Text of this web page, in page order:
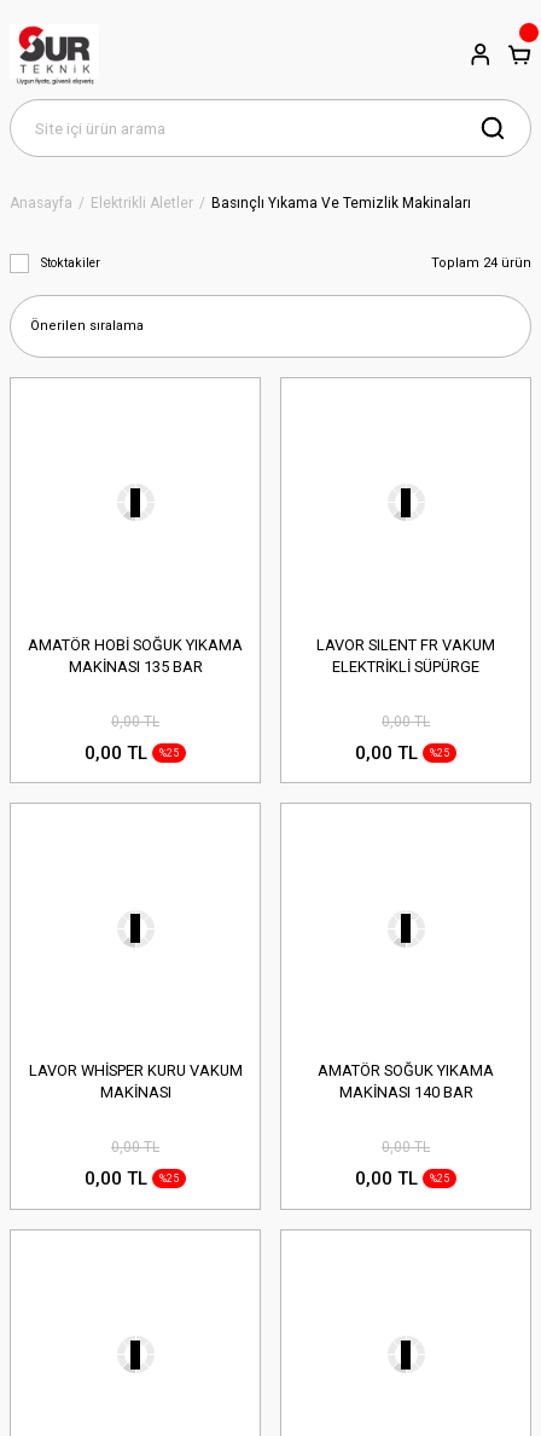
Anasayfa Elektrikli Aletler Basınçlı Yıkama Ve Temizlik Makinaları
Stoktakiler Toplam 24 ürün
AMATÖR HOBİ SOĞUK YIKAMA
MAKİNASI 135 BAR
0,00 TL
0,00 TL %25
LAVOR SILENT FR VAKUM
ELEKTRİKLİ SÜPÜRGE
0,00 TL
0,00 TL %25
LAVOR WHİSPER KURU VAKUM
MAKİNASI
0,00 TL
0,00 TL %25
AMATÖR SOĞUK YIKAMA
MAKİNASI 140 BAR
0,00 TL
0,00 TL %25